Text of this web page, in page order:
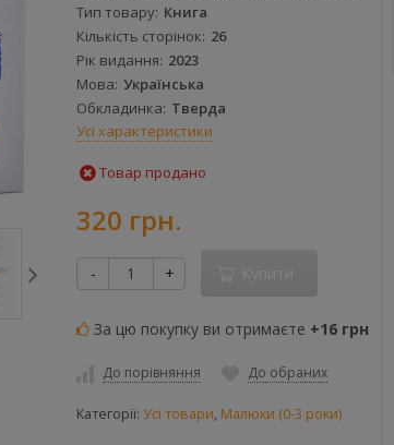
Тип товару Книга
Кількість сторінок 26
Рік видання 2023
Мова Українська
Обкладинка Тверда
Усі характеристики
Товар продано
320 грн.
- +
За цю покупку ви отримаєте +16 грн
До порівняння До обраних
Категорії: Усі товари, Малюки (0-3 роки)